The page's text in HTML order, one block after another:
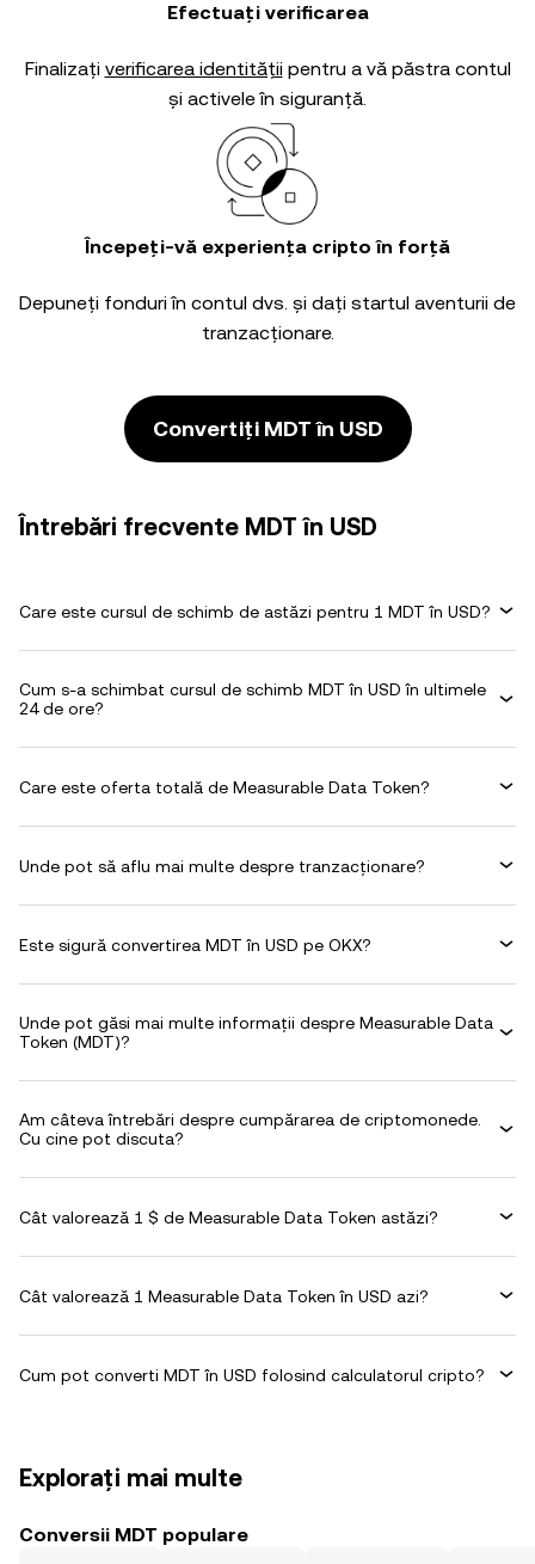
Efectuați verificarea
Finalizați verificarea identității pentru a vă păstra contul
și activele în siguranță.
Începeți-vă experiența cripto în forță
Depuneți fonduri în contul dvs. și dați startul aventurii de
tranzacționare.
Convertiți MDT în USD
Întrebări frecvente MDT în USD
Care este cursul de schimb de astăzi pentru 1 MDT în USD?
Cum s-a schimbat cursul de schimb MDT în USD în ultimele
24 de ore?
Care este oferta totală de Measurable Data Token?
Unde pot să aflu mai multe despre tranzacționare?
Este sigură convertirea MDT în USD pe OKX?
Unde pot găsi mai multe informații despre Measurable Data
Token (MDT)?
Am câteva întrebări despre cumpărarea de criptomonede.
Cu cine pot discuta?
Cât valorează 1 $ de Measurable Data Token astăzi?
Cât valorează 1 Measurable Data Token în USD azi?
Cum pot converti MDT în USD folosind calculatorul cripto?
Explorați mai multe
Conversii MDT populare